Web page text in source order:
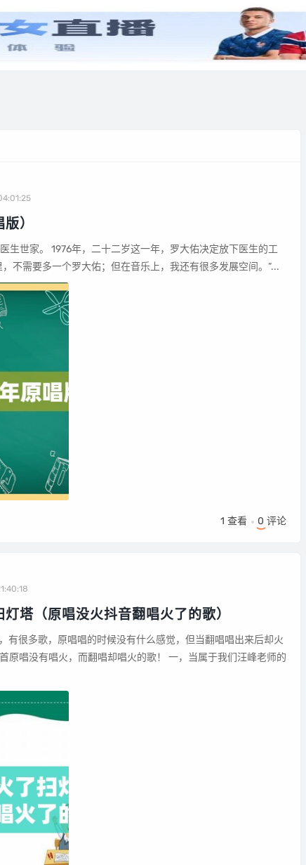
生活经验 健康经验 美食经验 游戏经验 宠物经验
）
不需要多一个罗大佑；但在音乐上，我还有很多发展空间。”...
1 查看 0 评论
塔（原唱没火抖音翻唱火了的歌）
有很多歌，原唱唱的时候没有什么感觉，但当翻唱唱出来后却火
，而翻唱却唱火的歌！ 一，当属于我们汪峰老师的